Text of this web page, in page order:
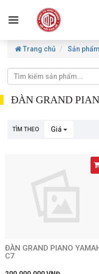
Trang chủ Sản phẩm
ĐÀN GRAND
TÌM THEO Giá
ĐÀN GRAND PIANO
C7